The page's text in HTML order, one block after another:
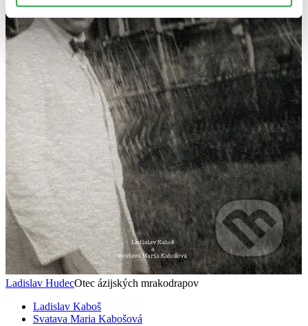
Ladislav HudecOtec ázijských mrakodrapov
Ladislav Kaboš
Svatava Maria Kabošová